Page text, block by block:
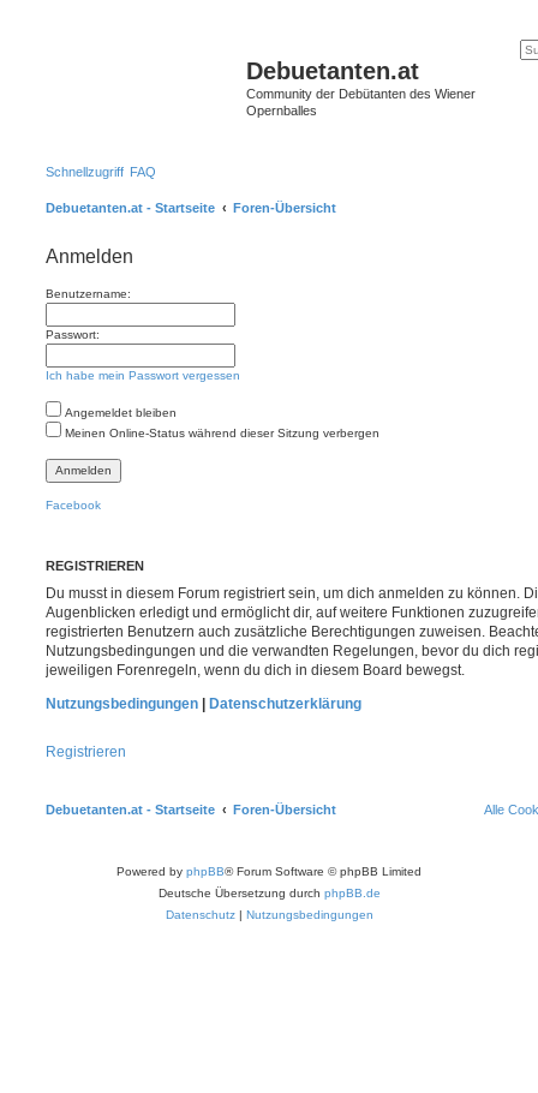
Debuetanten.at
Community der Debütanten des Wiener
Opernballes
Schnellzugriff FAQ
Debuetanten.at - Startseite Foren-Übersicht
Anmelden
Benutzername:
Passwort:
Ich habe mein Passwort vergessen
Angemeldet bleiben
Meinen Online-Status während dieser Sitzung verbergen
Facebook
REGISTRIEREN
Du musst in diesem Forum registriert sein, um dich anmelden zu können.
Augenblicken erledigt und ermöglicht dir, auf weitere Funktionen
registrierten Benutzern auch zusätzliche Berechtigungen zuweisen.
Nutzungsbedingungen und die verwandten Regelungen, bevor du dich
jeweiligen Forenregeln, wenn du dich in diesem Board bewegst.
Nutzungsbedingungen
Datenschutzerklärung
Registrieren
Debuetanten.at - Startseite Foren-Übersicht Alle
Powered by phpBB® Forum Software © phpBB Limited
Deutsche Übersetzung durch phpBB.de
Datenschutz| Nutzungsbedingungen